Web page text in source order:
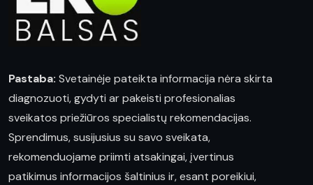
Pastaba: Svetainėje pateikta informacija nėra skirta
diagnozuoti, gydyti ar pakeisti profesionalias
sveikatos priežiūros specialistų rekomendacijas.
Sprendimus, susijusius su savo sveikata,
rekomenduojame priimti atsakingai, įvertinus
patikimus informacijos šaltinius ir, esant poreikiui,